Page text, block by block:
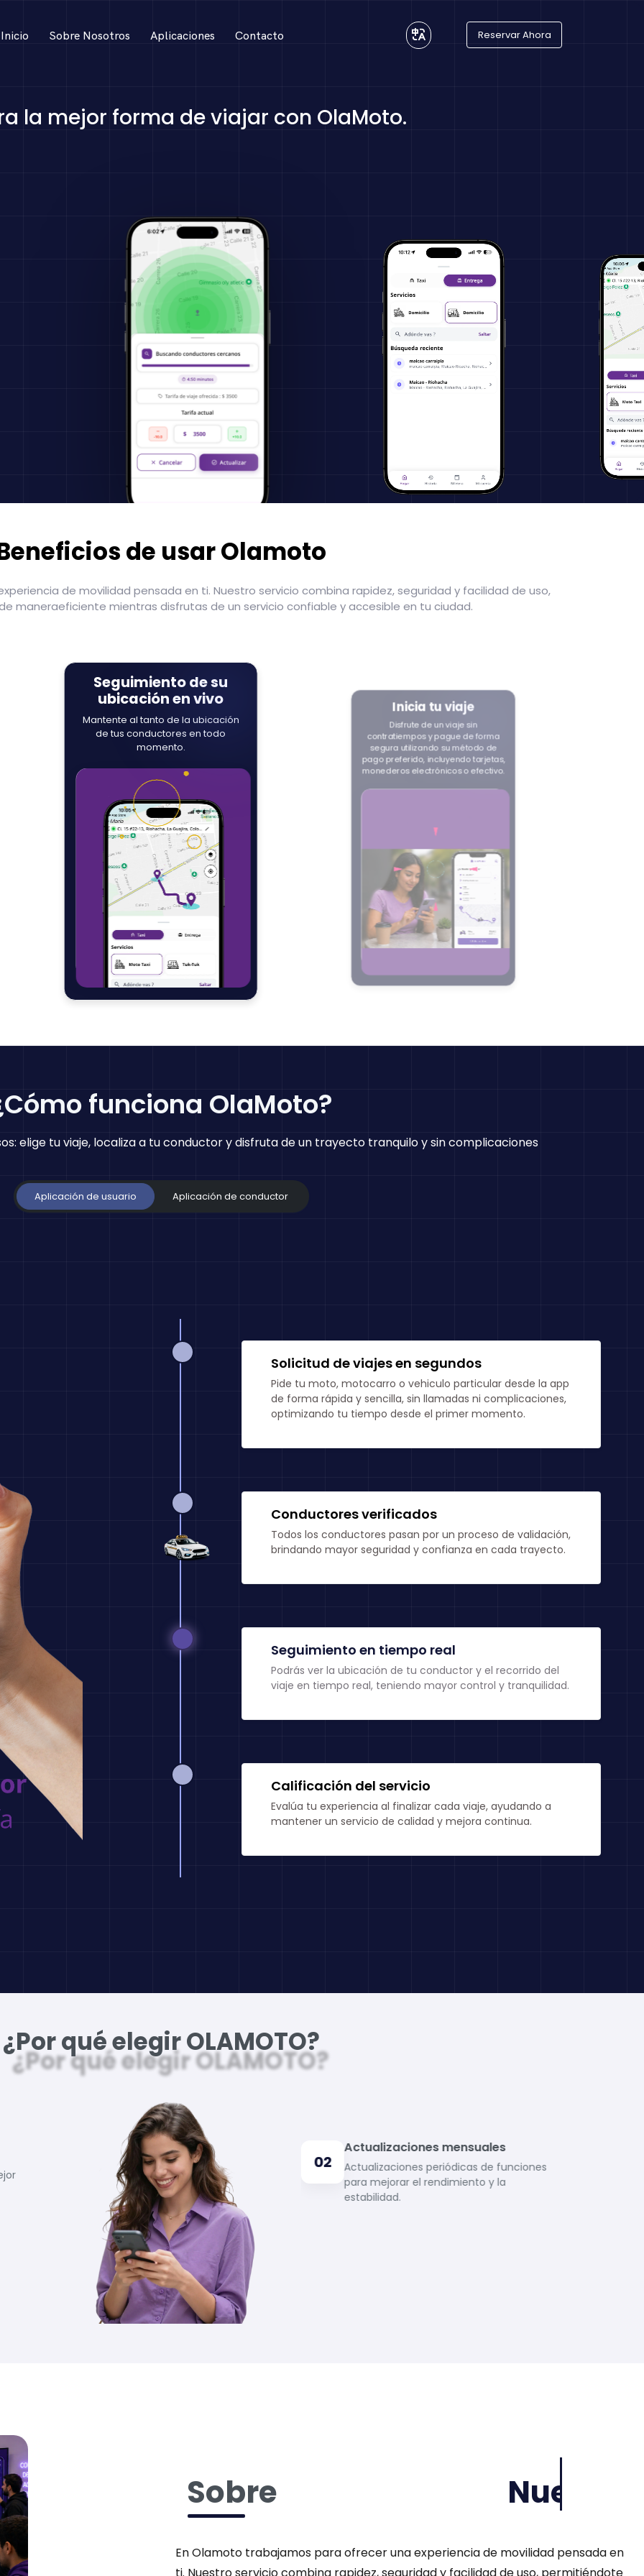
Inicio Sobre Nosotros Aplicaciones Contacto Reservar Ahora
la mejor forma de viajar con OlaMoto.
de usar Olamoto
de movilidad pensada en ti. Nuestro servicio combina rapidez, seguridad y facilidad de uso,
maneraeficiente mientras disfrutas de un servicio confiable y accesible en tu ciudad.
Inicia tu viaje
Disfrute de un viaje sin
contratiempos y pague de forma
segura utilizando su método de
pago preferido, incluyendo tarjetas,
Ofertas inteligentes
Acepte o rechace ofertas sin
esfuerzo para un control total de la
reserva.
funciona OlaMoto?
elige tu viaje, localiza a tu conductor y disfruta de un trayecto tranquilo y sin complicaciones
Aplicación de usuario Aplicación de conductor
Solicitud de viajes en segundos
Pide tu moto, motocarro o vehiculo particular desde la app
de forma rápida y sencilla, sin llamadas ni complicaciones,
optimizando tu tiempo desde el primer momento.
Conductores verificados
Todos los conductores pasan por un proceso de validación,
brindando mayor seguridad y confianza en cada trayecto.
Seguimiento en tiempo real
Podrás ver la ubicación de tu conductor y el recorrido del
viaje en tiempo real, teniendo mayor control y tranquilidad.
Calificación del servicio
Evalúa tu experiencia al finalizar cada viaje, ayudando a
mantener un servicio de calidad y mejora continua.
¿Por qué elegir OLAMOTO?
02
Actualizaciones mensuales
Actualizaciones periódicas de funciones
para mejorar el rendimiento y la
estabilidad.
Sobre
En Olamoto trabajamos para ofrecer una experiencia de movilidad pensada en
ti. Nuestro servicio combina rapidez, seguridad y facilidad de uso, permitiéndote